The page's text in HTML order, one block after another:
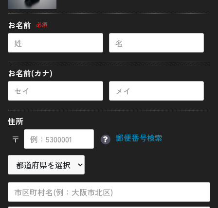
12ポイントフランジボルト
ナット
ディスクローターボルト
スタッドボルト
その他バイクパーツ
カーパーツ
アクセサリー
使用鋼材について
陽極酸化処理
お名前 必須
お名前(カナ)
住所
〒
郵便番号検索